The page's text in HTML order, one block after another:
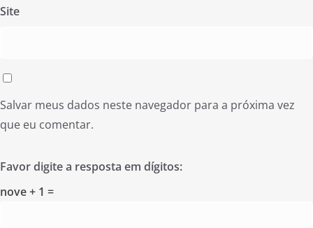
Site
Salvar meus dados neste navegador para a próxima vez
que eu comentar.
Favor digite a resposta em dígitos:
nove + 1 =